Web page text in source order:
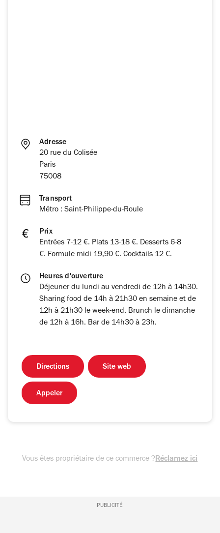
Adresse
20 rue du Colisée
Paris
75008
Transport
Métro : Saint-Philippe-du-Roule
Prix
Entrées 7-12 €. Plats 13-18 €. Desserts 6-8
€. Formule midi 19,90 €. Cocktails 12 €.
Heures d'ouverture
Déjeuner du lundi au vendredi de 12h à 14h30.
Sharing food de 14h à 21h30 en semaine et de
12h à 21h30 le week-end. Brunch le dimanche
de 12h à 16h. Bar de 14h30 à 23h.
Directions Site web
Appeler
Vous êtes propriétaire de ce commerce ?Réclamez ici
PUBLICITÉ